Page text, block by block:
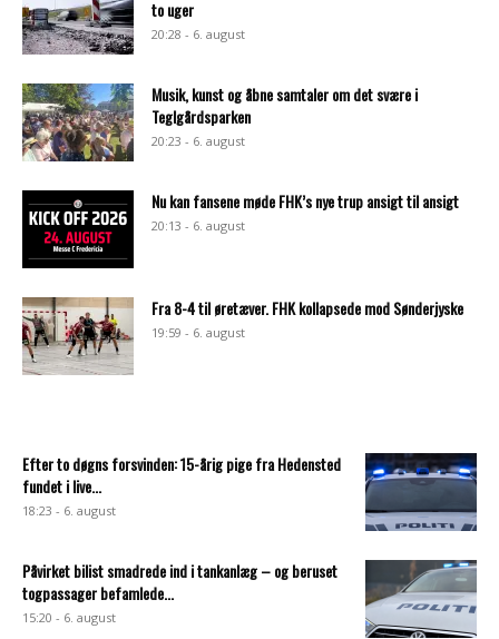
to uger
20:28 - 6. august
Musik, kunst og åbne samtaler om det svære i
Teglgårdsparken
20:23 - 6. august
Nu kan fansene møde FHK’s nye trup ansigt til ansigt
20:13 - 6. august
Fra 8-4 til øretæver. FHK kollapsede mod Sønderjyske
19:59 - 6. august
Efter to døgns forsvinden: 15-årig pige fra Hedensted
fundet i live...
18:23 - 6. august
Påvirket bilist smadrede ind i tankanlæg – og beruset
togpassager befamlede...
15:20 - 6. august